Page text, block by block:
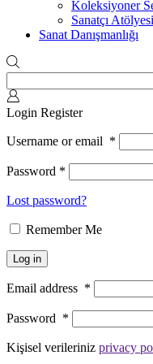
Koleksiyoner
Sanatçı Atölyesi
Sanat Danışmanlığı
Search
input
Login Register
Username or email *
Password *
Lost password?
Remember Me
Log in
Email address *
Password *
Kişisel verileriniz privacy